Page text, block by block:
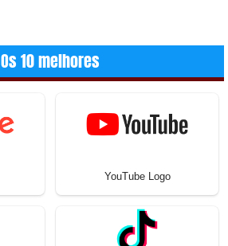
Os 10 melhores
YouTube Logo